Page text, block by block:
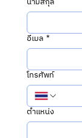
อีเมล *
โทรศัพท์
ตำแหน่ง